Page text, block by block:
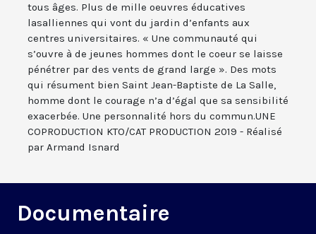
tous âges. Plus de mille oeuvres éducatives
lasalliennes qui vont du jardin d’enfants aux
centres universitaires. « Une communauté qui
s’ouvre à de jeunes hommes dont le coeur se laisse
pénétrer par des vents de grand large ». Des mots
qui résument bien Saint Jean-Baptiste de La Salle,
homme dont le courage n’a d’égal que sa sensibilité
exacerbée. Une personnalité hors du commun.UNE
COPRODUCTION KTO/CAT PRODUCTION 2019 - Réalisé
par Armand Isnard
Documentaire